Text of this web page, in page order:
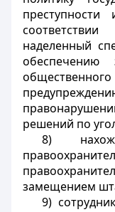
наделенный
обеспечению
решений по
8)
замещением
9)